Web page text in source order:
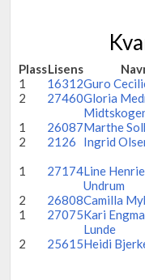
PlassLisens
1
16312Guro
2
27460Gloria
1
26087Marthe
2
2126 Ingrid
1
27174Line
Undrum
2
26808Camilla
1
27075Kari
Lunde
2
25615Heidi